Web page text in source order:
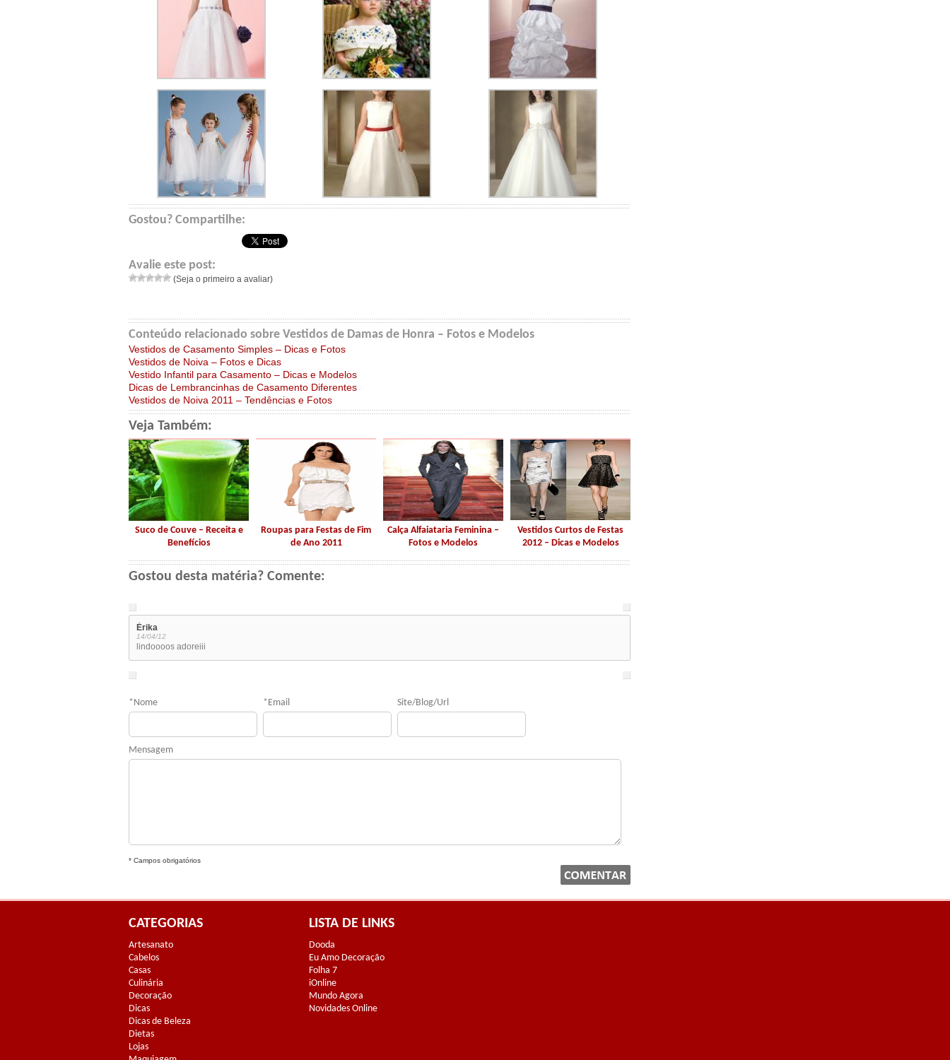
Gostou? Compartilhe:
Avalie este post:
(Seja o primeiro a avaliar)
Conteúdo relacionado sobre Vestidos de Damas de Honra – Fotos e Modelos
Vestidos de Casamento Simples – Dicas e Fotos
Vestidos de Noiva – Fotos e Dicas
Vestido Infantil para Casamento – Dicas e Modelos
Dicas de Lembrancinhas de Casamento Diferentes
Vestidos de Noiva 2011 – Tendências e Fotos
Veja Também:
Suco de Couve – Receita e
Benefícios
Roupas para Festas de Fim
de Ano 2011
Calça Alfaiataria Feminina –
Fotos e Modelos
Vestidos Curtos de Festas
2012 – Dicas e Modelos
Gostou desta matéria? Comente:
Érika
14/04/12
lindoooos adoreiii
* Nome * Email Site/Blog/Url
Mensagem
* Campos obrigatórios
CATEGORIAS
Artesanato
Cabelos
Casas
Culinária
Decoração
Dicas
Dicas de Beleza
Dietas
Lojas
LISTA DE LINKS
Dooda
Eu Amo Decoração
Folha 7
iOnline
Mundo Agora
Novidades Online